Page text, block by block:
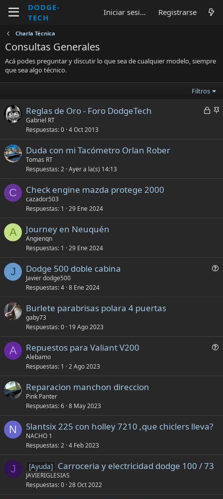
DODGE-
TECH
Iniciar sesión Registrarse
Charla Técnica
Consultas Generales
Acá podes preguntar y discutir lo que sea de cualquier modelo, siempre
que sea algo técnico.
Filtros
C
r
A
e
Reglas de Oro - Foro DodgeTech
Gabriel RT
Respuestas 0 4 Oct 2013
Duda con mi Tacómetro Orlan Rober
Tomas RT
Respuestas 2 Ayer a la(s) 14:13
C Check engine mazda protege 2000
cazador503
Respuestas 1 29 Ene 2024
A Journey en Neuquén
Angienqn
Respuestas 1 29 Ene 2024
J
g
Dodge 500 doble cabina
Javier dodge500
Respuestas 4 8 Ene 2024
Burlete parabrisas polara 4 puertas
gaby73
Respuestas 0 19 Ago 2023
A
g
Repuestos para Valiant V200
Alebamo
Respuestas 1 2 Ago 2023
Reparacion manchon direccion
Pink Panter
Respuestas 6 8 May 2023
N Slantsix 225 con holley 7210 ,que chiclers lleva?
NACHO 1
Respuestas 2 4 Feb 2023
J [Ayuda] Carroceria y electricidad dodge 100 / 73
JAVIERIGLESIAS
Respuestas 0 28 Oct 2022